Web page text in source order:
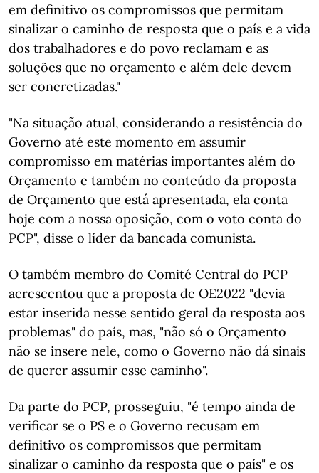
em definitivo os compromissos que permitam
sinalizar o caminho de resposta que o país e a vida
dos trabalhadores e do povo reclamam e as
soluções que no orçamento e além dele devem
ser concretizadas."
"Na situação atual, considerando a resistência do
Governo até este momento em assumir
compromisso em matérias importantes além do
Orçamento e também no conteúdo da proposta
de Orçamento que está apresentada, ela conta
hoje com a nossa oposição, com o voto conta do
PCP", disse o líder da bancada comunista.
O também membro do Comité Central do PCP
acrescentou que a proposta de OE2022 "devia
estar inserida nesse sentido geral da resposta aos
problemas" do país, mas, "não só o Orçamento
não se insere nele, como o Governo não dá sinais
de querer assumir esse caminho".
Da parte do PCP, prosseguiu, "é tempo ainda de
verificar se o PS e o Governo recusam em
definitivo os compromissos que permitam
sinalizar o caminho da resposta que o país" e os